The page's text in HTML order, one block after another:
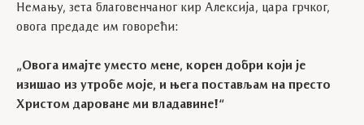
Немању, зета благовенчаног кир Алексија, цара грчког,
овога предаде им говорећи:
„Овога имајте уместо мене, корен добри који је
изишао из утробе моје, и њега постављам на престо
Христом дароване ми владавине!“